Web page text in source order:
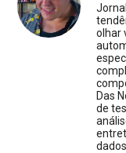
olhar
Das
de